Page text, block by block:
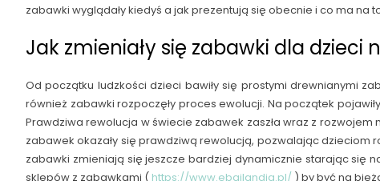
zabawki wyglądały kiedyś a jak prezentują się obecnie i co ma na
Jak zmieniały się zabawki dla dzieci
Od początku ludzkości dzieci bawiły się prostymi drewnianymi
również zabawki rozpoczęły proces ewolucji. Na początek
Prawdziwa rewolucja w świecie zabawek zaszła wraz z
zabawek okazały się prawdziwą rewolucją, pozwalając
zabawki zmieniają się jeszcze bardziej dynamicznie starając się
sklepów z zabawkami ( https://www.ebajlandia.pl/ ) by być na